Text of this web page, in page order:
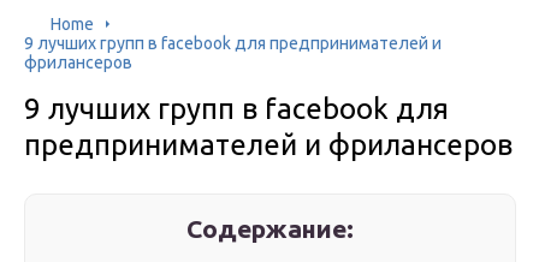
Home
9 лучших групп в facebook для предпринимателей и
фрилансеров
9 лучших групп в facebook для
предпринимателей и фрилансеров
Содержание: